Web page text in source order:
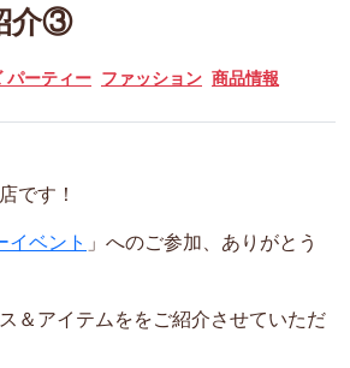
介③
パーティー ファッション 商品情報
です！
イベント 」へのご参加、ありがとう
＆アイテムををご紹介させていただ